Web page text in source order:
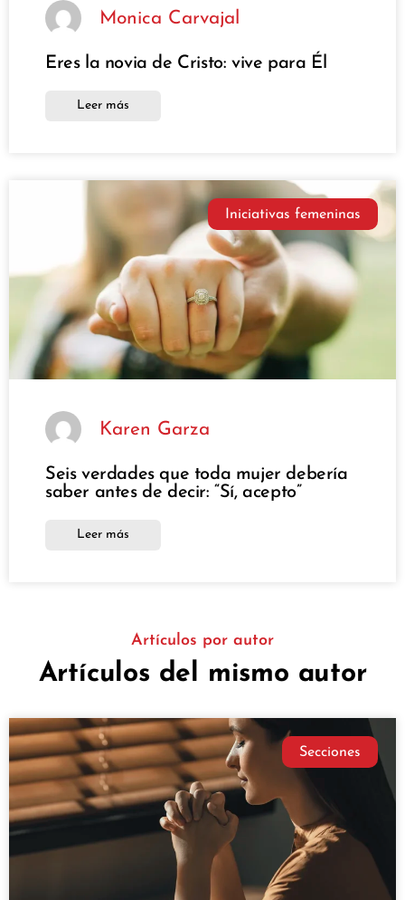
Monica Carvajal
Eres la novia de Cristo: vive para Él
Leer más
Iniciativas femeninas
Karen Garza
Seis verdades que toda mujer debería
saber antes de decir: “Sí, acepto”
Leer más
Artículos por autor
Artículos del mismo autor
Secciones